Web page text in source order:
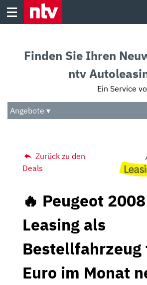
Skip
Audio
Das Beste
Finden Sie Ihren
ntv
Ein Service
Angebote ▾
Zurück zu den
Deals
🔥 Peugeot
Leasing als
Bestellfahrzeug
Euro im Monat